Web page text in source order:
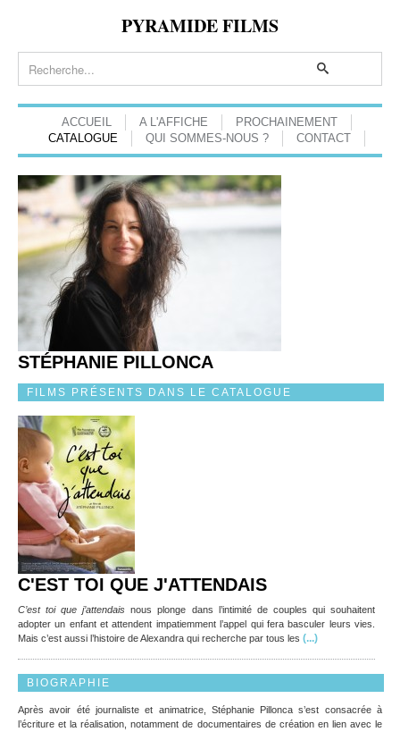
PYRAMIDE FILMS
ACCUEIL A L'AFFICHE
PROCHAINEMENT
CATALOGUE
QUI SOMMES-NOUS ? CONTACT
STÉPHANIE PILLONCA
FILMS PRÉSENTS DANS LE CATALOGUE
C'EST TOI QUE J'ATTENDAIS
C’est toi que j’attendais nous plonge dans l’intimité de couples qui souhaitent
adopter un enfant et attendent impatiemment l’appel qui fera basculer leurs vies.
Mais c’est aussi l’histoire de Alexandra qui recherche par tous les (...)
BIOGRAPHIE
Après avoir été journaliste et animatrice, Stéphanie Pillonca s’est consacrée à
l’écriture et la réalisation, notamment de documentaires de création en lien avec le